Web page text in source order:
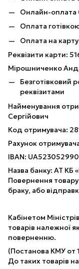
Онлайн-оплата
Оплата
Оплата на
Реквізити карти:
Мірошниченко
Безготівковий
реквізитами
Найменування
Сергійович
Код отримувача:
Рахунок
IBAN:
Назва банку: АТ КБ
Повернення
браку, або
Кабінетом
товарів належної
поверненню.
(Постанова КМУ от
До таких товарів